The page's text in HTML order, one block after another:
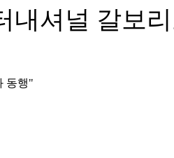
내셔널 갈보
동행"